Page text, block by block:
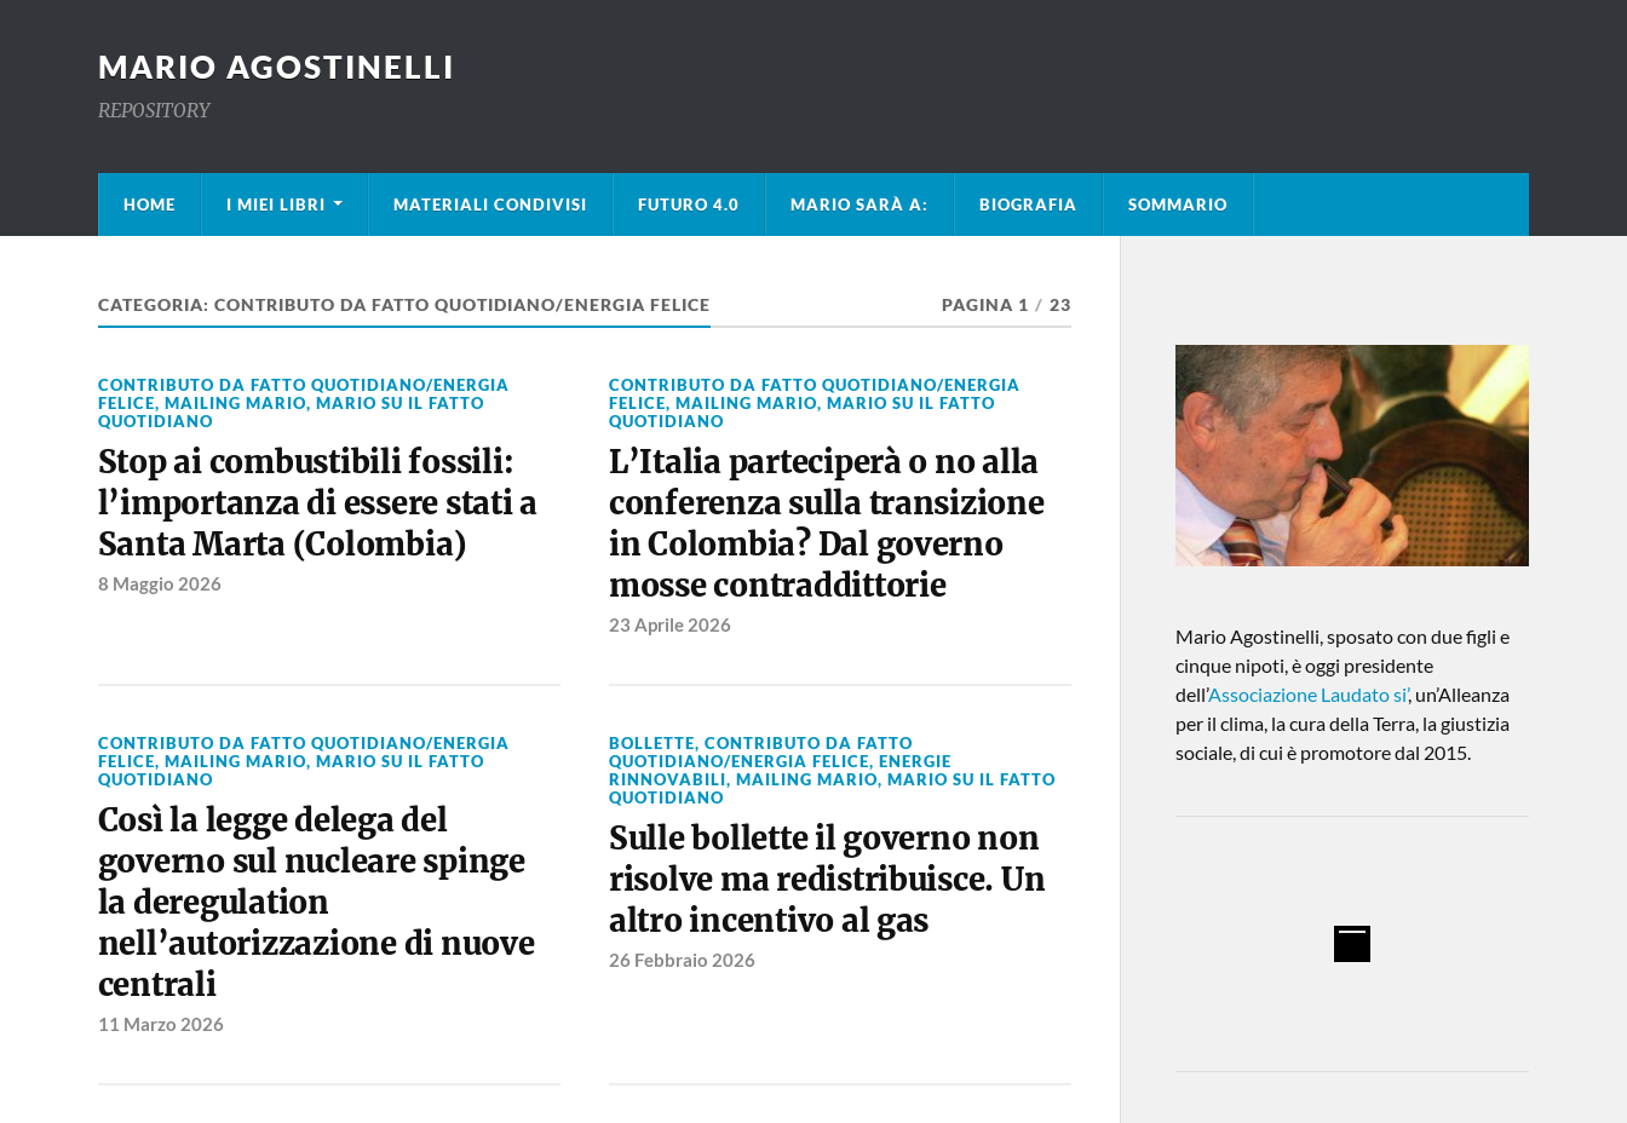
MARIO AGOSTINELLI
REPOSITORY
HOME I MIEI LIBRI MATERIALI CONDIVISI FUTURO 4.0 MARIO SARÀ A: BIOGRAFIA SOMMARIO
CATEGORIA: CONTRIBUTO DA FATTO QUOTIDIANO/ENERGIA FELICE PAGINA 1 / 23
CONTRIBUTO DA FATTO QUOTIDIANO/ENERGIA
FELICE, MAILING MARIO, MARIO SU IL FATTO
QUOTIDIANO
Stop ai combustibili fossili:
l’importanza di essere stati a
Santa Marta (Colombia)
8 Maggio 2026
CONTRIBUTO DA FATTO QUOTIDIANO/ENERGIA
FELICE, MAILING MARIO, MARIO SU IL FATTO
QUOTIDIANO
L’Italia parteciperà o no alla
conferenza sulla transizione
in Colombia? Dal governo
mosse contraddittorie
23 Aprile 2026
CONTRIBUTO DA FATTO QUOTIDIANO/ENERGIA
FELICE, MAILING MARIO, MARIO SU IL FATTO
QUOTIDIANO
Così la legge delega del
governo sul nucleare spinge
la deregulation
nell’autorizzazione di nuove
centrali
11 Marzo 2026
BOLLETTE, CONTRIBUTO DA FATTO
QUOTIDIANO/ENERGIA FELICE, ENERGIE
RINNOVABILI, MAILING MARIO, MARIO SU IL FATTO
QUOTIDIANO
Sulle bollette il governo non
risolve ma redistribuisce. Un
altro incentivo al gas
26 Febbraio 2026
Mario Agostinelli, sposato con due figli e
cinque nipoti, è oggi presidente
dell’Associazione Laudato si’, un’Alleanza
per il clima, la cura della Terra, la giustizia
sociale, di cui è promotore dal 2015.